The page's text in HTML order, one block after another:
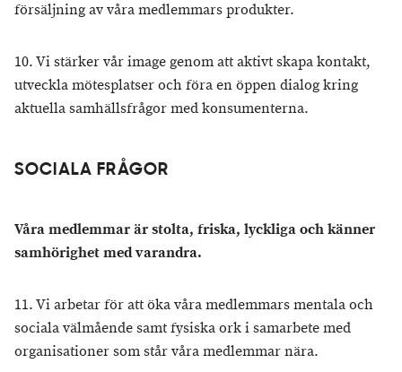
försäljning av våra medlemmars produkter.
10. Vi stärker vår image genom att aktivt skapa kontakt,
utveckla mötesplatser och föra en öppen dialog kring
aktuella samhällsfrågor med konsumenterna.
SOCIALA FRÅGOR
Våra medlemmar är stolta, friska, lyckliga och känner
samhörighet med varandra.
11. Vi arbetar för att öka våra medlemmars mentala och
sociala välmående samt fysiska ork i samarbete med
organisationer som står våra medlemmar nära.